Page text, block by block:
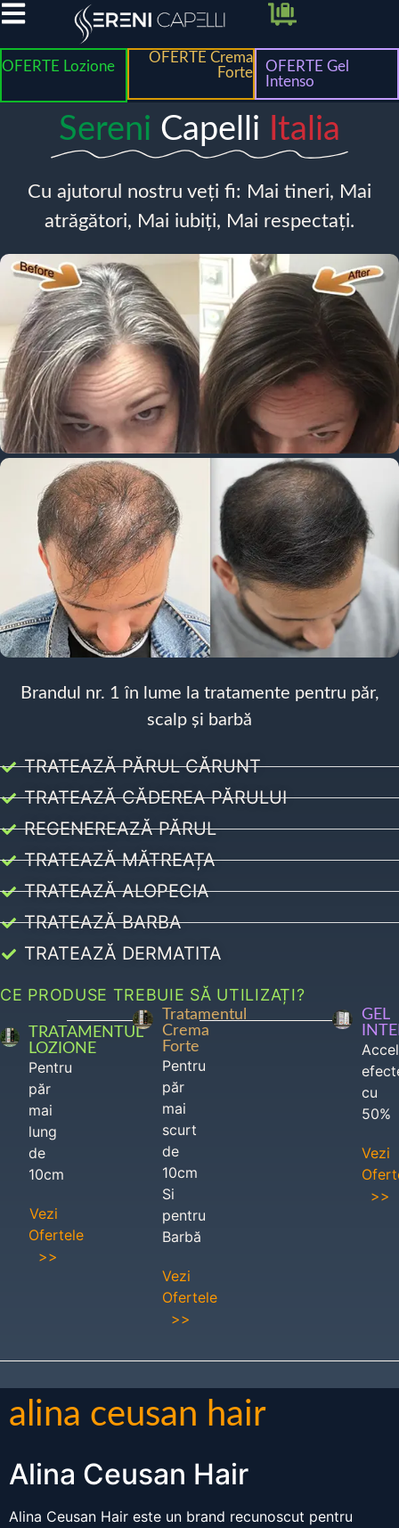
OFERTE Lozione
OFERTE Crema
Forte
OFERTE Gel
Intenso
Sereni Capelli Italia
Cu ajutorul nostru veți fi: Mai tineri, Mai
atrăgători, Mai iubiți, Mai respectați.
Brandul nr. 1 în lume la tratamente pentru păr,
scalp și barbă
TRATEAZĂ PĂRUL CĂRUNT
TRATEAZĂ CĂDEREA PĂRULUI
REGENEREAZĂ PĂRUL
TRATEAZĂ MĂTREAȚA
TRATEAZĂ ALOPECIA
TRATEAZĂ BARBA
TRATEAZĂ DERMATITA
CE PRODUSE TREBUIE SĂ UTILIZAȚI?
TRATAMENTUL
LOZIONE
Pentru
păr
mai
lung
de
10cm
Vezi
Ofertele
>>
Tratamentul
Crema
Forte
Pentru
păr
mai
scurt
de
10cm
Si
pentru
Barbă
Vezi
Ofertele
>>
GEL
cu
50%
Vezi
>>
alina ceusan hair
Alina Ceusan Hair
Alina Ceusan Hair este un brand recunoscut pentru